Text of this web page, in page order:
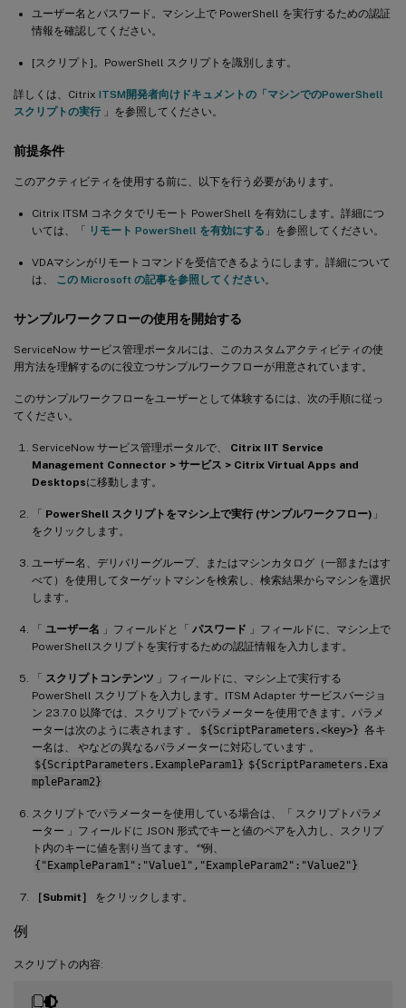
ユーザー名とパスワード。マシン上で PowerShell を実行するための認証
情報を確認してください。
[スクリプト]。PowerShell スクリプトを識別します。
詳しくは、Citrix ITSM開発者向けドキュメントの「マシンでのPowerShell
スクリプトの実行 」を参照してください。
前提条件
このアクティビティを使用する前に、以下を行う必要があります。
Citrix ITSM コネクタでリモート PowerShell を有効にします。詳細につ
いては、「 リモート PowerShell を有効にする 」を参照してください。
VDAマシンがリモートコマンドを受信できるようにします。詳細について
は、 この Microsoft の記事を参照してください。
サンプルワークフローの使用を開始する
ServiceNow サービス管理ポータルには、このカスタムアクティビティの使
用方法を理解するのに役立つサンプルワークフローが用意されています。
このサンプルワークフローをユーザーとして体験するには、次の手順に従っ
てください。
ServiceNow サービス管理ポータルで、 Citrix IIT Service
Management Connector > サービス > Citrix Virtual Apps and
Desktopsに移動します。
「 PowerShell スクリプトをマシン上で実行 (サンプルワークフロー) 」
をクリックします。
ユーザー名、デリバリーグループ、またはマシンカタログ（一部またはす
べて）を使用してターゲットマシンを検索し、検索結果からマシンを選択
します。
「 ユーザー名 」フィールドと「 パスワード 」フィールドに、マシン上で
PowerShellスクリプトを実行するための認証情報を入力します。
「 スクリプトコンテンツ 」フィールドに、マシン上で実行する
PowerShell スクリプトを入力します。ITSM Adapter サービスバージョ
ン 23.7.0 以降では、スクリプトでパラメーターを使用できます。パラメ
ーターは次のように表されます 。
${ScriptParameters.<key>} 各キ
ー名は、 やなどの異なるパラメーターに対応しています 。
${ScriptParameters.ExampleParam1} ${ScriptParameters.Exa
mpleParam2}
スクリプトでパラメーターを使用している場合は、「 スクリプトパラメ
ーター 」フィールドに JSON 形式でキーと値のペアを入力し、スクリプ
ト内のキーに値を割り当てます。
**例、
{"ExampleParam1":"Value1","ExampleParam2":"Value2"}
［Submit］ をクリックします。
例
スクリプトの内容: